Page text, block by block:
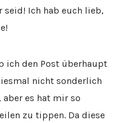
Ich hab euch lieb,
ich den Post überhaupt
nicht sonderlich
es hat mir so
zu tippen. Da diese